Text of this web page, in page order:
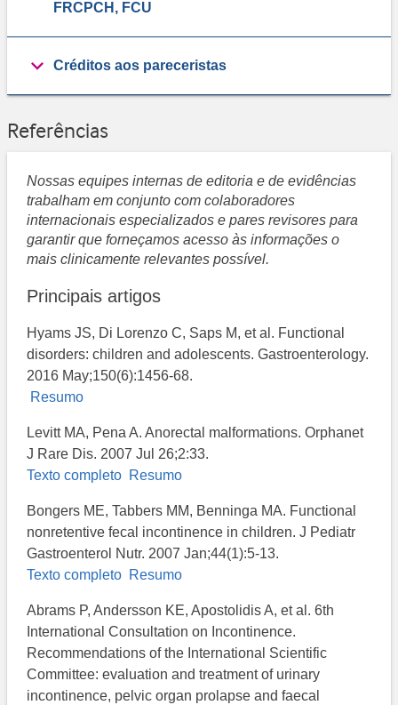
FRCPCH, FCU
Créditos aos pareceristas
Referências
Nossas equipes internas de editoria e de evidências
trabalham em conjunto com colaboradores
internacionais especializados e pares revisores para
garantir que forneçamos acesso às informações o
mais clinicamente relevantes possível.
Principais artigos
Hyams JS, Di Lorenzo C, Saps M, et al. Functional
disorders: children and adolescents. Gastroenterology.
2016 May;150(6):1456-68.
Resumo
Levitt MA, Pena A. Anorectal malformations. Orphanet
J Rare Dis. 2007 Jul 26;2:33.
Texto completo Resumo
Bongers ME, Tabbers MM, Benninga MA. Functional
nonretentive fecal incontinence in children. J Pediatr
Gastroenterol Nutr. 2007 Jan;44(1):5-13.
Texto completo Resumo
Abrams P, Andersson KE, Apostolidis A, et al. 6th
International Consultation on Incontinence.
Recommendations of the International Scientific
Committee: evaluation and treatment of urinary
incontinence, pelvic organ prolapse and faecal